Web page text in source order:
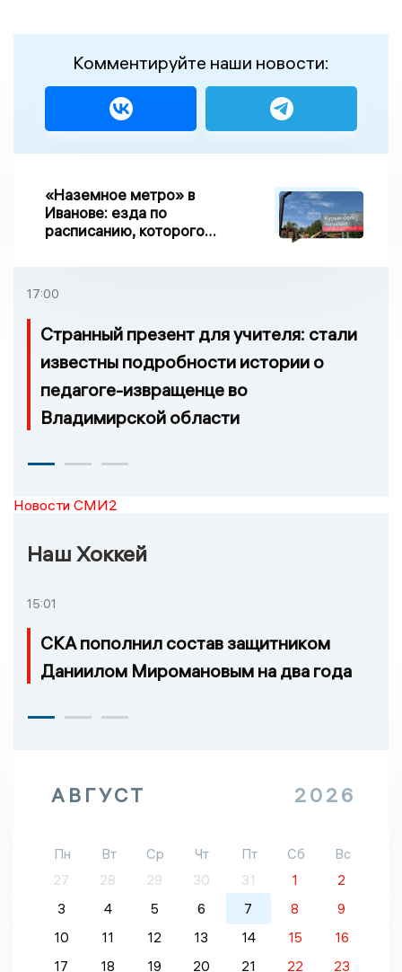
Комментируйте наши новости:
«Наземное метро» в
Иванове: езда по
расписанию, которого
17:00
Странный презент для учителя: стали
известны подробности истории о
педагоге-извращенце во
Владимирской области
Новости СМИ2
Наш Хоккей
15:01
СКА пополнил состав защитником
Даниилом Миромановым на два года
АВГУСТ 2026
Пн Вт Ср Чт Пт Сб
Вс
27
28 29 30 31 1
2
3
4 5 6 7 8
9
10
11 12 13 14 15
16
17
18 19 20 21 22 23